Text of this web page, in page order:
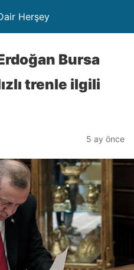
Herşey
Bursa
trenle ilgili
5 ay önce